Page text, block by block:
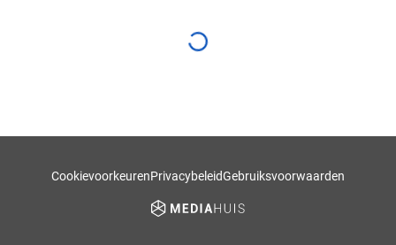
CookievoorkeurenPrivacybeleidGebruiksvoorwaarden